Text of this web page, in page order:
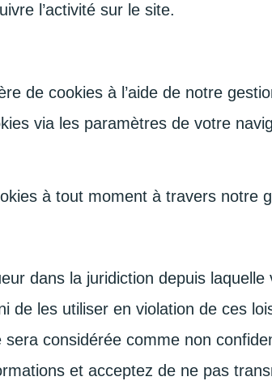
l’activité sur le site.
de cookies à l’aide de notre
via les paramètres de votre
à tout moment à travers notre
dans la juridiction depuis
de les utiliser en violation de ces
considérée comme non
et acceptez de ne pas